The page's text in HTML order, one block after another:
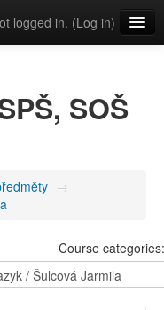
logged in. (Log in)
SOŠ
→
Course categories: